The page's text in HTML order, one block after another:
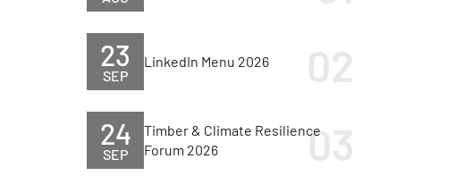
SEP
23 LinkedIn Menu 2026
SEP
24
Timber & Climate Resilience
Forum 2026